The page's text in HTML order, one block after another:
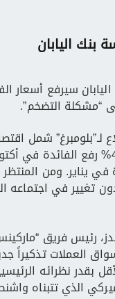
بنك اليابان
سيرفع أسعار
“مشكلة التضخم”.
شمل
البنك، توقّع نحو 42% رفع
يناير. ومن
رئيس فريق
العملات تذكيراً
بقدر نظرائه
الذي تتبناه